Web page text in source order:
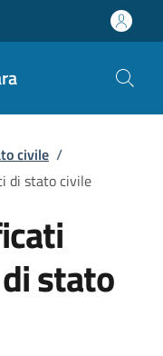
civile /
di stato civile
stato